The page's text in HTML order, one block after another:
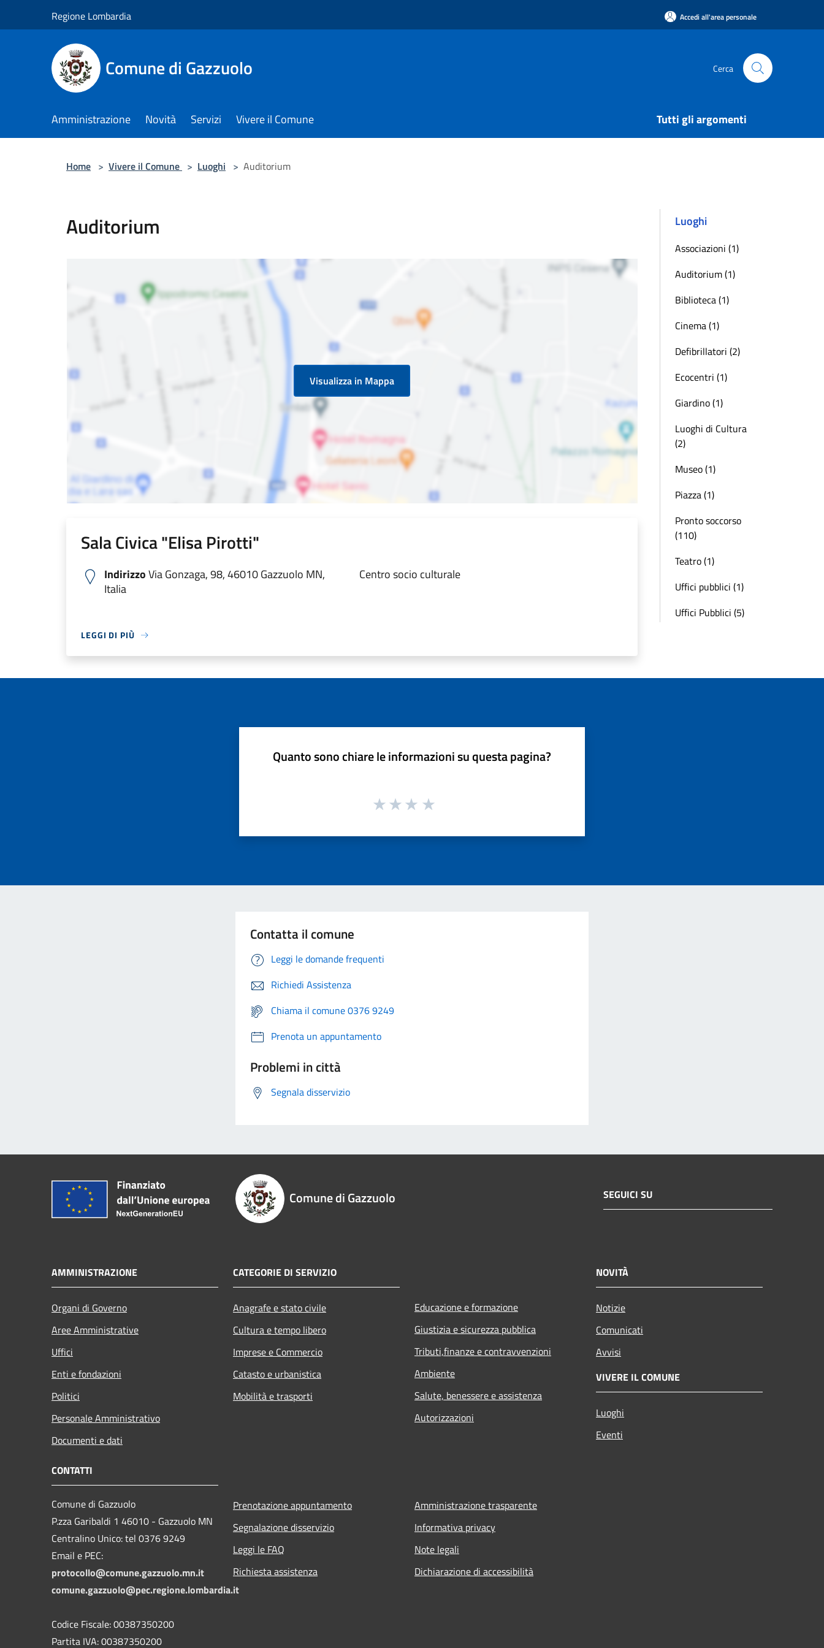
Regione Lombardia Accedi all'area personale
Comune di Gazzuolo Cerca
Amministrazione Novità Servizi Vivere il Comune Tutti gli argomenti
Home > Vivere il Comune > Luoghi > Auditorium
Auditorium
Visualizza in Mappa
Sala Civica "Elisa Pirotti"
IndirizzoVia Gonzaga, 98, 46010 Gazzuolo MN,
Italia
Centro socio culturale
LEGGI DI PIÙ
Luoghi
Associazioni (1)
Auditorium (1)
Biblioteca (1)
Cinema (1)
Defibrillatori (2)
Ecocentri (1)
Giardino (1)
Luoghi di Cultura
(2)
Museo (1)
Piazza (1)
Pronto soccorso
(110)
Teatro (1)
Uffici pubblici (1)
Uffici Pubblici (5)
Quanto sono chiare le informazioni su questa pagina?
Contatta il comune
Leggi le domande frequenti
Richiedi Assistenza
Chiama il comune 0376 9249
Prenota un appuntamento
Problemi in città
Segnala disservizio
Comune di Gazzuolo SEGUICI SU
AMMINISTRAZIONE
Organi di Governo
Aree Amministrative
Uffici
Enti e fondazioni
Politici
Personale Amministrativo
Documenti e dati
CATEGORIE DI SERVIZIO
Anagrafe e stato civile
Cultura e tempo libero
Imprese e Commercio
Catasto e urbanistica
Mobilità e trasporti
Educazione e formazione
Giustizia e sicurezza pubblica
Tributi,finanze e contravvenzioni
Ambiente
Salute, benessere e assistenza
Autorizzazioni
NOVITÀ
Notizie
Comunicati
Avvisi
VIVERE IL COMUNE
Luoghi
Eventi
CONTATTI
Comune di Gazzuolo
P.zza Garibaldi 1 46010 - Gazzuolo MN
Centralino Unico: tel 0376 9249
Email e PEC:
protocollo@comune.gazzuolo.mn.it
comune.gazzuolo@pec.regione.lombardia.it
Codice Fiscale: 00387350200
Partita IVA: 00387350200
Prenotazione appuntamento
Segnalazione disservizio
Leggi le FAQ
Richiesta assistenza
Amministrazione trasparente
Informativa privacy
Note legali
Dichiarazione di accessibilità